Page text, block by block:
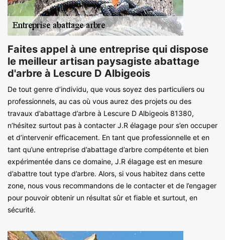
Faites appel à une entreprise qui dispose
le meilleur artisan paysagiste abattage
d'arbre à Lescure D Albigeois
De tout genre d’individu, que vous soyez des particuliers ou
professionnels, au cas où vous aurez des projets ou des
travaux d’abattage d’arbre à Lescure D Albigeois 81380,
n’hésitez surtout pas à contacter J.R élagage pour s’en occuper
et d’intervenir efficacement. En tant que professionnelle et en
tant qu’une entreprise d’abattage d’arbre compétente et bien
expérimentée dans ce domaine, J.R élagage est en mesure
d’abattre tout type d’arbre. Alors, si vous habitez dans cette
zone, nous vous recommandons de le contacter et de l’engager
pour pouvoir obtenir un résultat sûr et fiable et surtout, en
sécurité.